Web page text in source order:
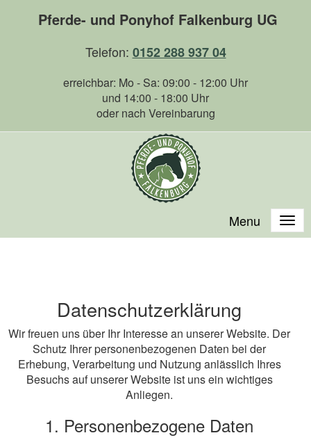
Pferde- und Ponyhof Falkenburg UG
Telefon: 0152 288 937 04
erreichbar: Mo - Sa: 09:00 - 12:00 Uhr
und 14:00 - 18:00 Uhr
oder nach Vereinbarung
Menu
Datenschutzerklärung
Wir freuen uns über Ihr Interesse an unserer Website. Der
Schutz Ihrer personenbezogenen Daten bei der
Erhebung, Verarbeitung und Nutzung anlässlich Ihres
Besuchs auf unserer Website ist uns ein wichtiges
Anliegen.
1. Personenbezogene Daten